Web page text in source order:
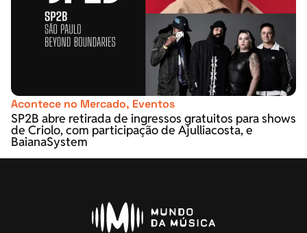
Acontece no Mercado, Eventos
SP2B abre retirada de ingressos gratuitos para shows
de Criolo, com participação de Ajulliacosta, e
BaianaSystem